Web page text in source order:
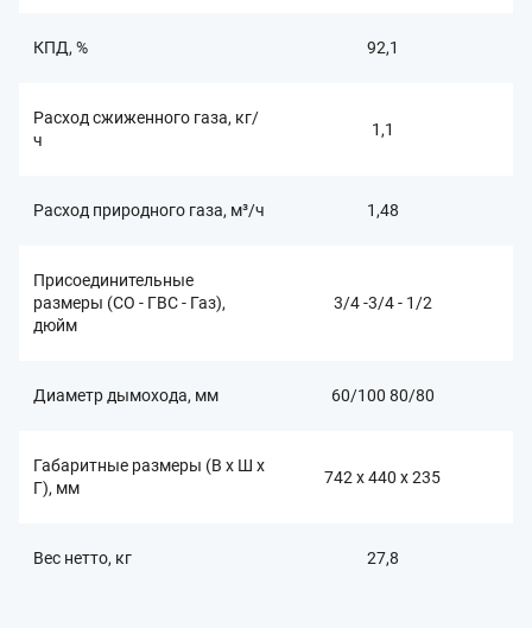
КПД, % 92,1
Расход сжиженного газа, кг/
ч
1,1
Расход природного газа, м³/ч 1,48
Присоединительные
размеры (СО - ГВС - Газ),
дюйм
3/4 -3/4 - 1/2
Диаметр дымохода, мм 60/100 80/80
Габаритные размеры (В x Ш x
Г), мм
742 x 440 x 235
Вес нетто, кг 27,8